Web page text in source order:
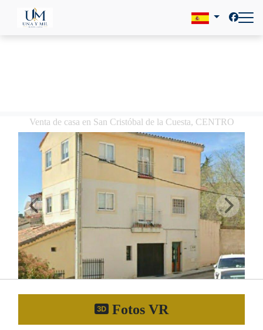
Venta de casa en San Cristóbal de la Cuesta, CENTRO
Fotos VR